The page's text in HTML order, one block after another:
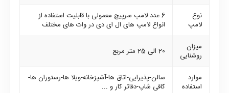
نوع
لامپ
6 عدد لامپ سرپیچ معمولی با قابلیت استفاده از
انواع لامپ های ال ای دی در وات های مختلف
میزان
روشنایی
20 الی 25 متر مربع
موارد
استفاده
سالن-پذیرایی-اتاق ها-آشپزخانه-ویلا ها-رستوران ها-
کافی شاپ-دفاتر کار و ...